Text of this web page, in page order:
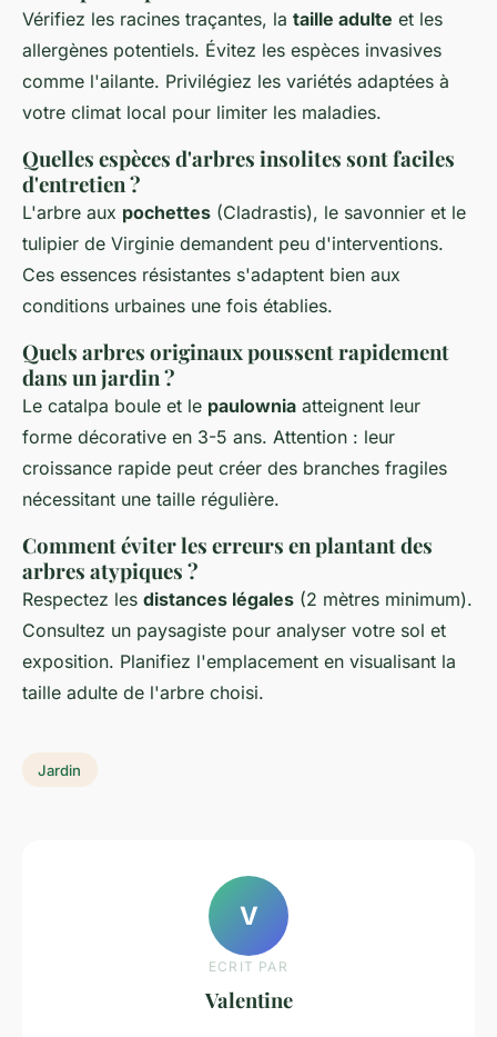
Vérifiez les racines traçantes, la taille adulte et les
allergènes potentiels. Évitez les espèces invasives
comme l'ailante. Privilégiez les variétés adaptées à
votre climat local pour limiter les maladies.
Quelles espèces d'arbres insolites sont faciles
d'entretien ?
L'arbre aux pochettes (Cladrastis), le savonnier et le
tulipier de Virginie demandent peu d'interventions.
Ces essences résistantes s'adaptent bien aux
conditions urbaines une fois établies.
Quels arbres originaux poussent rapidement
dans un jardin ?
Le catalpa boule et le paulownia atteignent leur
forme décorative en 3-5 ans. Attention : leur
croissance rapide peut créer des branches fragiles
nécessitant une taille régulière.
Comment éviter les erreurs en plantant des
arbres atypiques ?
Respectez les distances légales (2 mètres minimum).
Consultez un paysagiste pour analyser votre sol et
exposition. Planifiez l'emplacement en visualisant la
taille adulte de l'arbre choisi.
Jardin
V
ECRIT PAR
Valentine